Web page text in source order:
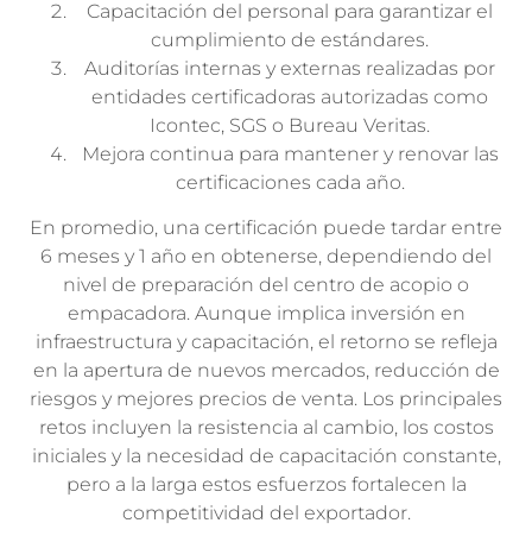
Capacitación del personal para garantizar el
cumplimiento de estándares.
Auditorías internas y externas realizadas por
entidades certificadoras autorizadas como
Icontec, SGS o Bureau Veritas.
Mejora continua para mantener y renovar las
certificaciones cada año.
En promedio, una certificación puede tardar entre
6 meses y 1 año en obtenerse, dependiendo del
nivel de preparación del centro de acopio o
empacadora. Aunque implica inversión en
infraestructura y capacitación, el retorno se refleja
en la apertura de nuevos mercados, reducción de
riesgos y mejores precios de venta. Los principales
retos incluyen la resistencia al cambio, los costos
iniciales y la necesidad de capacitación constante,
pero a la larga estos esfuerzos fortalecen la
competitividad del exportador.